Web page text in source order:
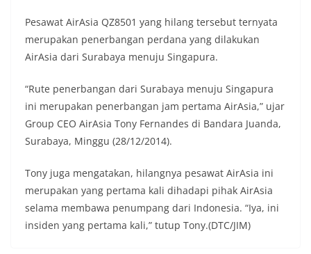
Pesawat AirAsia QZ8501 yang hilang tersebut ternyata
merupakan penerbangan perdana yang dilakukan
AirAsia dari Surabaya menuju Singapura.
“Rute penerbangan dari Surabaya menuju Singapura
ini merupakan penerbangan jam pertama AirAsia,” ujar
Group CEO AirAsia Tony Fernandes di Bandara Juanda,
Surabaya, Minggu (28/12/2014).
Tony juga mengatakan, hilangnya pesawat AirAsia ini
merupakan yang pertama kali dihadapi pihak AirAsia
selama membawa penumpang dari Indonesia. “Iya, ini
insiden yang pertama kali,” tutup Tony.(DTC/JIM)